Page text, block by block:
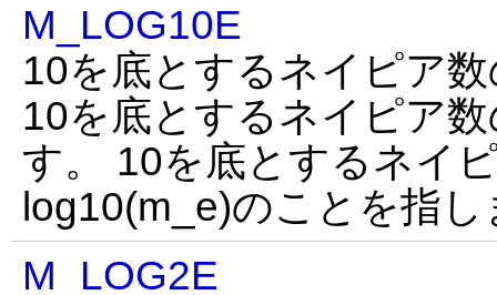
M_LOG10E
10を底とするネイピア
10を底とするネイピア
す。 10を底とするネイ
log10(m_e)のことを指し
M_LOG2E